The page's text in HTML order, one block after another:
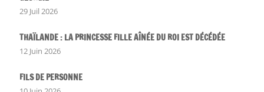
29 Juil 2026
THAÏLANDE : LA PRINCESSE FILLE AÎNÉE DU ROI EST DÉCÉDÉE
12 Juin 2026
FILS DE PERSONNE